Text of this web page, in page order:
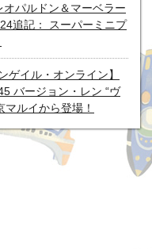
パルドン＆マーベラー
追記： スーパーミニプ
ゲイル・オンライン】
バージョン・レン “ヴ
マルイから登場！